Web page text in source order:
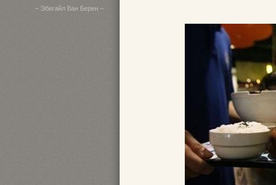
– Эбигайл Ван Берен –